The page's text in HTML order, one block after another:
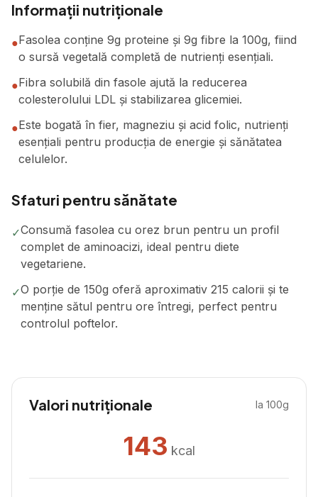
Informații nutriționale
●Fasolea conține 9g proteine și 9g fibre la 100g, fiind
o sursă vegetală completă de nutrienți esențiali.
●Fibra solubilă din fasole ajută la reducerea
colesterolului LDL și stabilizarea glicemiei.
●Este bogată în fier, magneziu și acid folic, nutrienți
esențiali pentru producția de energie și sănătatea
celulelor.
Sfaturi pentru sănătate
✓Consumă fasolea cu orez brun pentru un profil
complet de aminoacizi, ideal pentru diete
vegetariene.
✓O porție de 150g oferă aproximativ 215 calorii și te
menține sătul pentru ore întregi, perfect pentru
controlul poftelor.
Valori nutriționale la 100g
143 kcal